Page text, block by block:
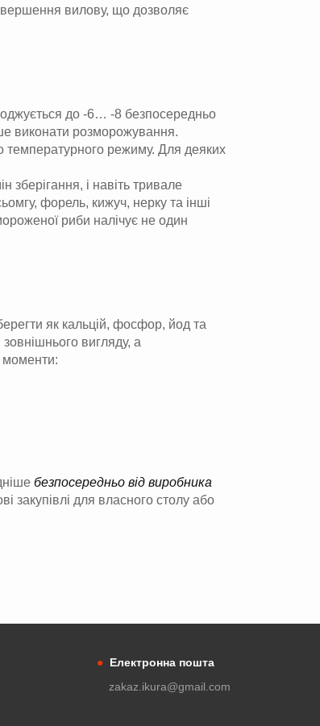
вилову, що дозволяє
до -6… -8 безпосередньо
виконати розморожування.
температурного режиму. Для деяких
зберігання, і навіть тривале
форель, кижуч, нерку та інші
риби налічує не один
як кальцій, фосфор, йод та
вигляду, а
моменти:
безпосередньо від виробника
закупівлі для власного столу або
● Електронна пошта
zakaz.ikura@gmail.com